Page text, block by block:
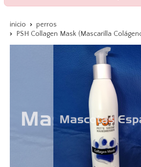
inicio
perros
PSH Collagen Mask (Mascarilla